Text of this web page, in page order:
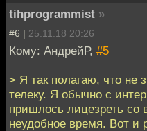
tihprogrammist »
#6 | 25.11.18 20:26
Кому: АндрейР, #5
> Я так полагаю, что не
телеку. Я обычно с
пришлось лицезреть со
неудобное время. Вот и